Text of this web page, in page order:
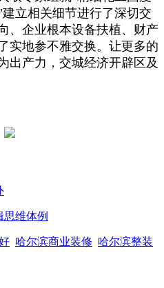
立相关细节进行了深切交
、企业根本设备扶植、财产
实地参不雅交换。让更多的
出产力，交城经济开辟区及
维体例
哈尔滨商业装修 哈尔滨整装